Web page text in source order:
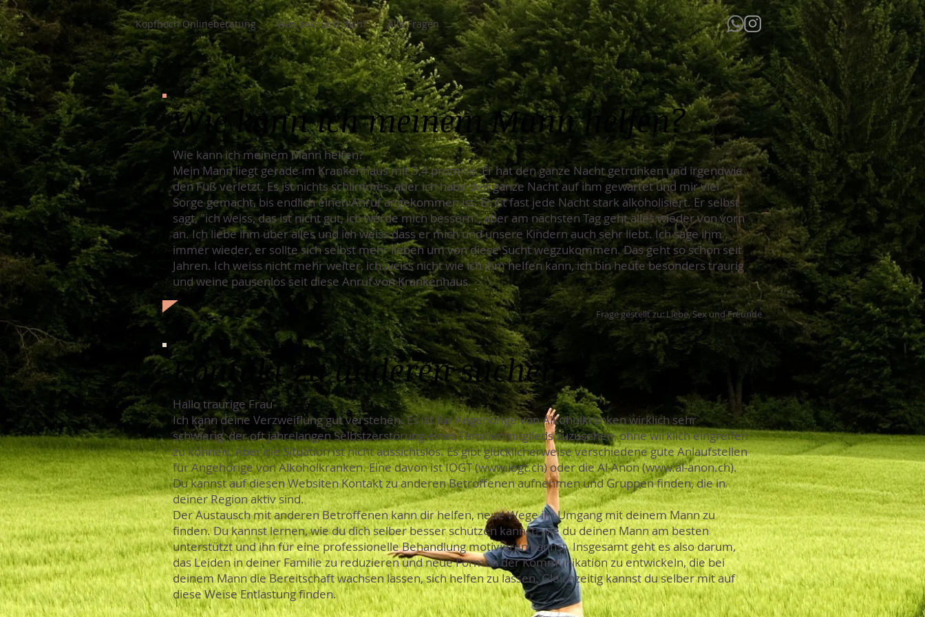
Kopfhoch Onlineberatung Was bedrückt dich? Alle Fragen
Wie kann ich meinem Mann helfen?
Wie kann ich meinem Mann helfen?
Mein Mann liegt gerade im Krankenhaus mit 3,4 promille. Er hat den ganze Nacht getrunken und irgendwie
den Fuß verletzt. Es ist nichts schlimmes, aber ich habe den ganze Nacht auf ihm gewartet und mir viel
Sorge gemacht, bis endlich einen Anruf angekommen ist. Er ist fast jede Nacht stark alkoholisiert. Er selbst
sagt, "ich weiss, das ist nicht gut, ich werde mich bessern", aber am nächsten Tag geht alles wieder von vorn
an. Ich liebe ihm über alles und ich weiss dass er mich und unsere Kindern auch sehr liebt. Ich sage ihm
immer wieder, er sollte sich selbst mehr lieben um von diese Sucht wegzukommen. Das geht so schon seit
Jahren. Ich weiss nicht mehr weiter, ich weiss nicht wie ich ihm helfen kann, ich bin heute besonders traurig
und weine pausenlos seit diese Anruf von Krankenhaus.
Frage gestellt zu: Liebe, Sex und Freunde
Kontakt zu anderen suchen
Hallo traurige Frau
Ich kann deine Verzweiflung gut verstehen. Es ist für Angehörige von Alkoholkranken wirklich sehr
schwierig, der oft jahrelangen Selbstzerstörung eines Familienmitglieds zuzusehen, ohne wirklich eingreifen
zu können. Aber die Situation ist nicht aussichtslos. Es gibt glücklicherweise verschiedene gute Anlaufstellen
für Angehörige von Alkoholkranken. Eine davon ist IOGT (www.iogt.ch) oder die Al-Anon (www.al-anon.ch).
Du kannst auf diesen Websiten Kontakt zu anderen Betroffenen aufnehmen und Gruppen finden, die in
deiner Region aktiv sind.
Der Austausch mit anderen Betroffenen kann dir helfen, neue Wege im Umgang mit deinem Mann zu
finden. Du kannst lernen, wie du dich selber besser schützen kannst, wie du deinen Mann am besten
unterstützt und ihn für eine professionelle Behandlung motivieren kannst. Insgesamt geht es also darum,
das Leiden in deiner Familie zu reduzieren und neue Formen der Kommunikation zu entwickeln, die bei
deinem Mann die Bereitschaft wachsen lassen, sich helfen zu lassen. Gleichzeitig kannst du selber mit auf
diese Weise Entlastung finden.